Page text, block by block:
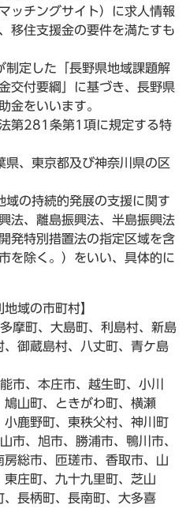
ッチングサイト）に求人情報
移住支援金の要件を満たすも
制定した「長野県地域課題解
交付要綱」に基づき、長野県
金をいいます。
第281条第1項に規定する特
県、東京都及び神奈川県の区
域の持続的発展の支援に関す
法、離島振興法、半島振興法
発特別措置法の指定区域を含
を除く。）をいい、具体的に
域の市町村】
摩町、大島町、利島村、新島
御蔵島村、八丈町、青ケ島
市、本庄市、越生町、小川
鳩山町、ときがわ町、横瀬
小鹿野町、東秩父村、神川町
市、旭市、勝浦市、鴨川市、
総市、匝瑳市、香取市、山
庄町、九十九里町、芝山
、長柄町、長南町、大多喜